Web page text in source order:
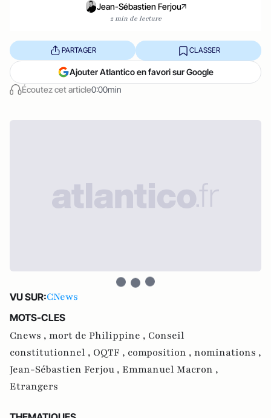
Jean-Sébastien Ferjou
2 min de lecture
Écoutez cet article0:00min
PARTAGER CLASSER
Ajouter Atlantico en favori sur Google
VU SUR:CNews
MOTS-CLES
Cnews , mort de Philippine , Conseil
constitutionnel , OQTF , composition , nominations ,
Jean-Sébastien Ferjou , Emmanuel Macron ,
Etrangers